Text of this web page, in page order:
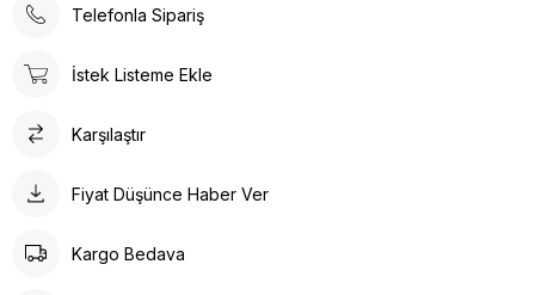
Telefonla Sipariş
İstek Listeme Ekle
Karşılaştır
Fiyat Düşünce Haber Ver
Kargo Bedava